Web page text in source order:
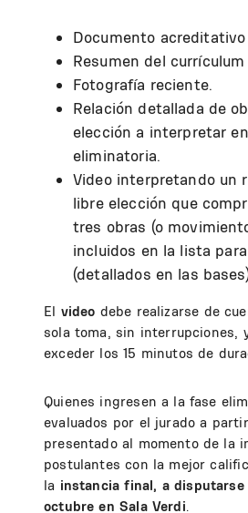
Documento
Resumen del
Fotografía reciente.
Relación detallada de
elección a interpretar
eliminatoria.
Video interpretando un
libre elección que
tres obras (o
incluidos en la lista
(detallados en las
El video debe realizarse de
sola toma, sin interrupciones,
exceder los 15 minutos de
Quienes ingresen a la fase
evaluados por el jurado a
presentado al momento de la
postulantes con la mejor
la instancia final, a
octubre en Sala Verdi.